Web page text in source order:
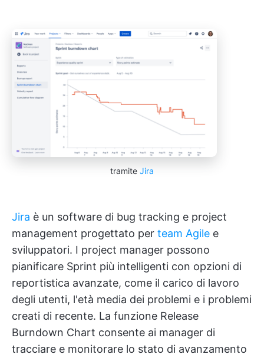
tramite Jira
Jira è un software di bug tracking e project
management progettato per team Agile e
sviluppatori. I project manager possono
pianificare Sprint più intelligenti con opzioni di
reportistica avanzate, come il carico di lavoro
degli utenti, l'età media dei problemi e i problemi
creati di recente. La funzione Release
Burndown Chart consente ai manager di
tracciare e monitorare lo stato di avanzamento